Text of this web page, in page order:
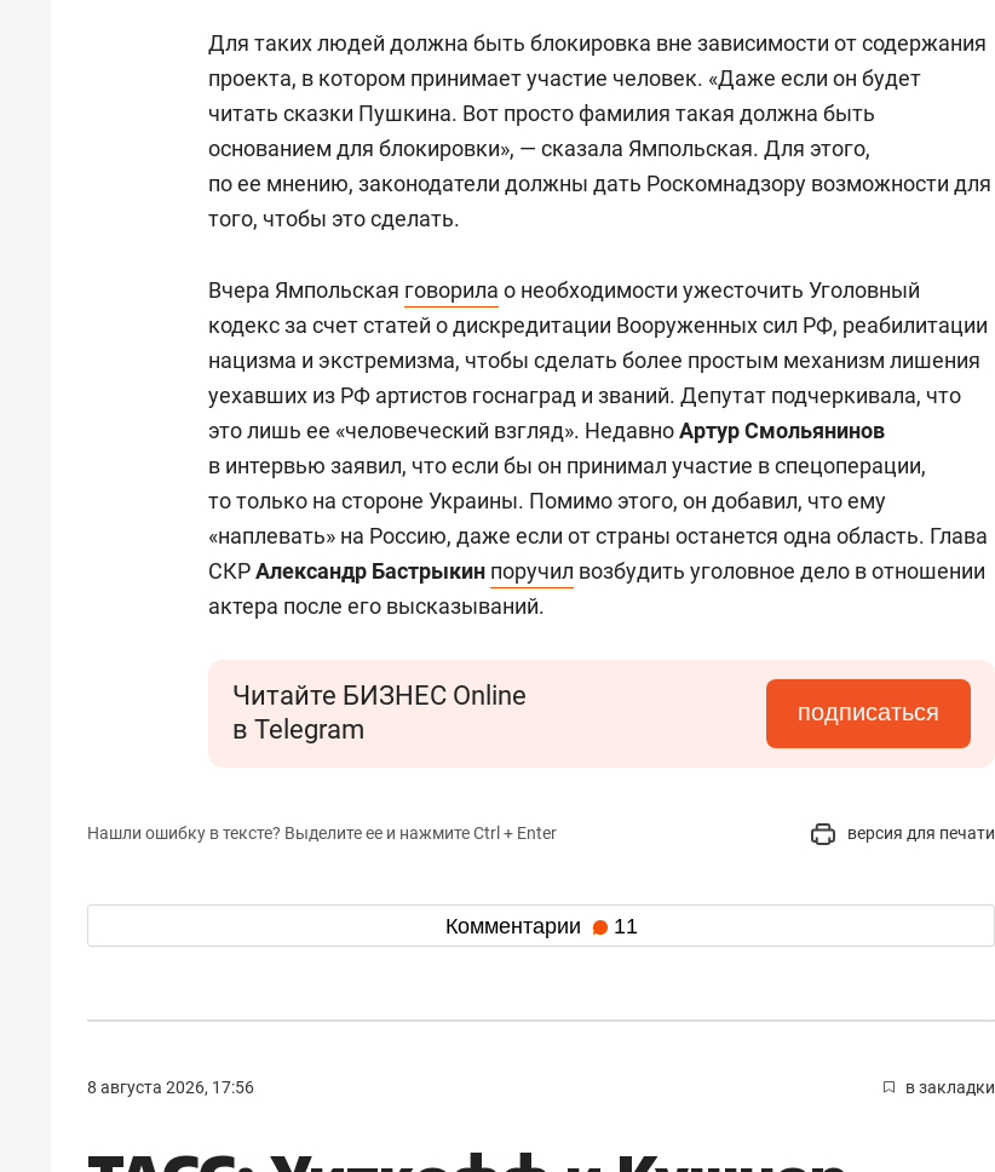
Для таких людей должна быть блокировка вне зависимости от содержания
проекта, в котором принимает участие человек. «Даже если он будет
читать сказки Пушкина. Вот просто фамилия такая должна быть
основанием для блокировки», — сказала Ямпольская. Для этого,
по ее мнению, законодатели должны дать Роскомнадзору возможности для
того, чтобы это сделать.
Вчера Ямпольская говорила о необходимости ужесточить Уголовный
кодекс за счет статей о дискредитации Вооруженных сил РФ, реабилитации
нацизма и экстремизма, чтобы сделать более простым механизм лишения
уехавших из РФ артистов госнаград и званий. Депутат подчеркивала, что
это лишь ее «человеческий взгляд». НедавноАртур Смольянинов
в интервью заявил, что если бы он принимал участие в спецоперации,
то только на стороне Украины. Помимо этого, он добавил, что ему
«наплевать» на Россию, даже если от страны останется одна область. Глава
СКРАлександр Бастрыкин поручил возбудить уголовное дело в отношении
актера после его высказываний.
Читайте БИЗНЕС Online
в Telegram
подписаться
Нашли ошибку в тексте? Выделите ее и нажмите Ctrl + Enter версия для печати
Комментарии 11
8 августа 2026, 17:56 в закладки